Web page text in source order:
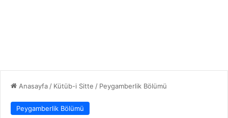
Anasayfa/ Kütüb-i Sitte / Peygamberlik Bölümü
Peygamberlik Bölümü